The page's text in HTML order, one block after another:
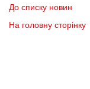
До списку новин
На головну сторінку